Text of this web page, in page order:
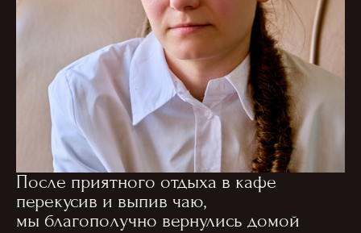
После приятного отдыха в кафе
перекусив и выпив чаю,
мы благополучно вернулись домой